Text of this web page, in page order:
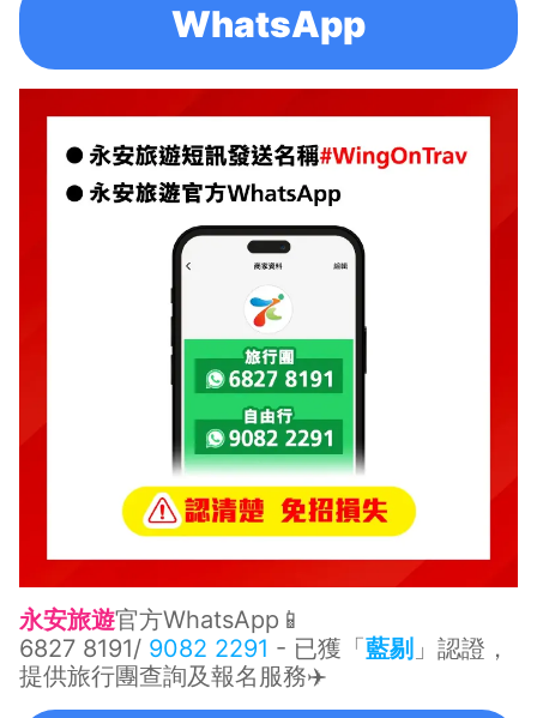
WhatsApp
永安旅遊官方WhatsApp📱
6827 8191/ 9082 2291 - 已獲「藍剔 」認證，
提供旅行團查詢及報名服務✈️